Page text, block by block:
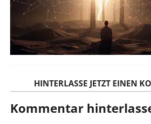
HINTERLASSE JETZT EINEN
Kommentar